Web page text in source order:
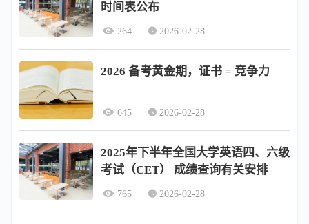
时间表公布
264 2026-02-28
2026 备考黄金期，证书 = 竞争力
645 2026-02-28
2025年下半年全国大学英语四、六级
考试（CET） 成绩查询有关安排
765 2026-02-28